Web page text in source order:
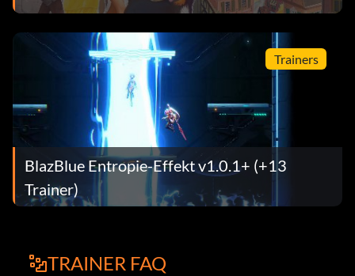
Trainers
BlazBlue Entropie-Effekt v1.0.1+ (+13
Trainer)
TRAINER FAQ